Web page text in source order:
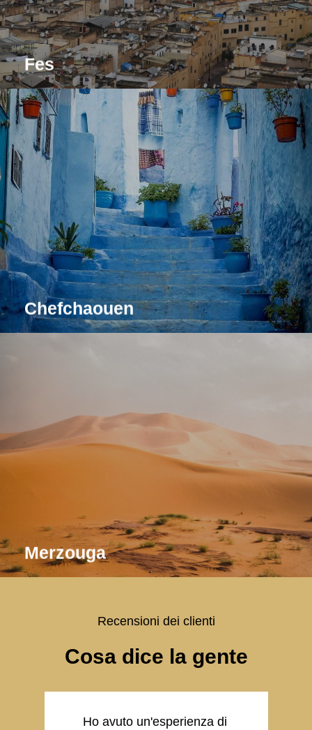
Fes
Chefchaouen
Passeggia per le affascinanti strade dipinte di blu di
Chefchaouen e goditi l'atmosfera tranquilla di questa
città di montagna.
Leggi tutto
Merzouga
Prova l'emozione di una passeggiata a dorso di
cammello tra le dune dorate del Sahara e trascorri una
notte sotto il cielo stellato del deserto.
Recensioni dei clienti
Cosa dice la gente
Ho avuto un'esperienza di